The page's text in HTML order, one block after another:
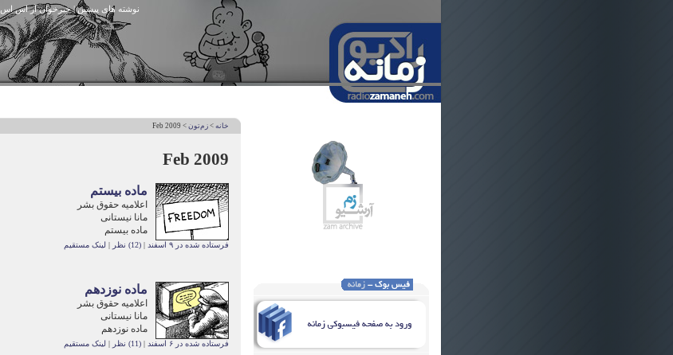
نوشته های پیشین|خبرخوان آر اس اس
خانه >زم‌تون > Feb 2009
Feb 2009
ماده بیستم
اعلامیه حقوق بشر
مانا نیستانی
ماده بیستم
فرستاده شده در ۹ اسفند |(12) نظر | لینک مستقیم
ماده نوزدهم
اعلامیه حقوق بشر
مانا نیستانی
ماده نوزدهم
فرستاده شده در ۶ اسفند |(11) نظر | لینک مستقیم